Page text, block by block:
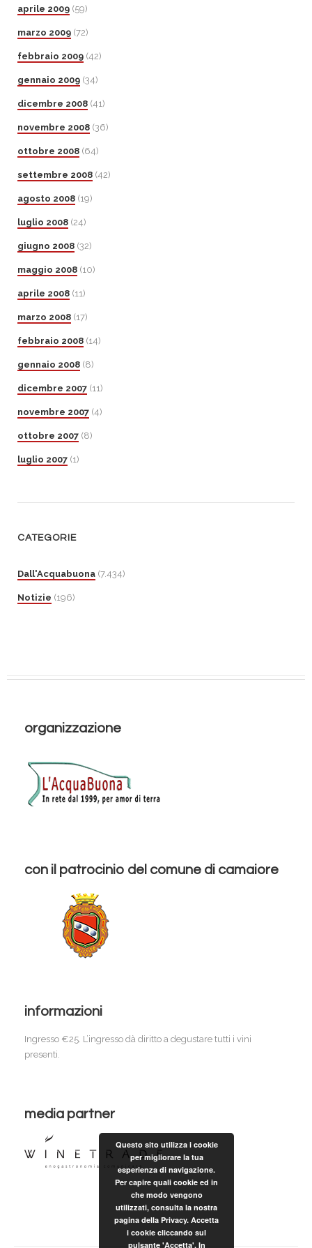
aprile 2009 (59)
marzo 2009 (72)
febbraio 2009 (42)
gennaio 2009 (34)
dicembre 2008 (41)
novembre 2008 (36)
ottobre 2008 (64)
settembre 2008 (42)
agosto 2008 (19)
luglio 2008 (24)
giugno 2008 (32)
maggio 2008 (10)
aprile 2008 (11)
marzo 2008 (17)
febbraio 2008 (14)
gennaio 2008 (8)
dicembre 2007 (11)
novembre 2007 (4)
ottobre 2007 (8)
luglio 2007 (1)
CATEGORIE
Dall'Acquabuona (7.434)
Notizie (196)
organizzazione
con il patrocinio del comune di camaiore
informazioni
Ingresso €25. L’ingresso dà diritto a degustare tutti i vini
presenti.
media partner
Questo sito utilizza i cookie
per migliorare la tua
esperienza di navigazione.
Per capire quali cookie ed in
che modo vengono
utilizzati, consulta la nostra
pagina della Privacy. Accetta
i cookie cliccando sul
pulsante 'Accetta'. In